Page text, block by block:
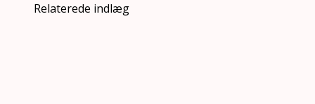
Relaterede indlæg